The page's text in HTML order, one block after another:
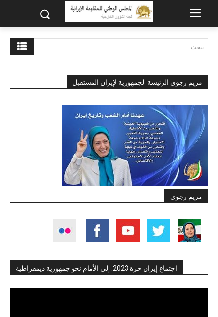
يبحث
مريم رجوي الرئيسة الجمهورية لإيران المستقبل
مريم رجوي
اجتماع إيران حرة 2023: إلى الأمام نحو جمهورية ديمقراطية